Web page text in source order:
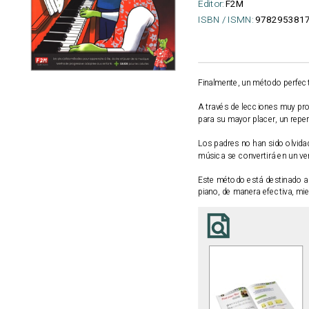
Editor:F2M
ISBN / ISMN:
Finalmente, un método
A través de lecciones muy
para su mayor placer, un
Los padres no han sido
música se convertirá en un
Este método está destinado
piano, de manera efectiva,